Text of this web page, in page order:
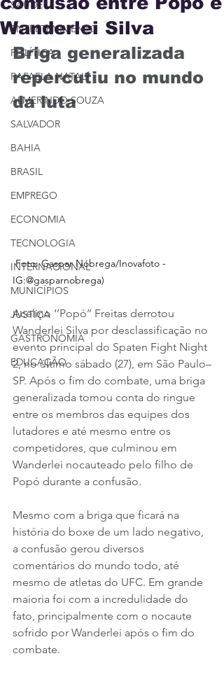
SAÚDE
ENTRETENIMENTO
POLÍTICA
RAFAELA NATALY
ALMERINDO SOUZA
SALVADOR
BAHIA
BRASIL
EMPREGO
ECONOMIA
TECNOLOGIA
INTERNACIONAL
MUNICÍPIOS
JUSTIÇA
GASTRONOMIA
EDUCAÇÃO
Wanderlei Silva
Briga generalizada
repercutiu no mundo
da luta
(Foto: Gaspar Nóbrega/Inovafoto -
IG:@gasparnobrega)
Acelino ‘’Popó’’ Freitas derrotou
Wanderlei Silva por desclassificação no
evento principal do Spaten Fight Night
2, no último sábado (27), em São Paulo–
SP. Após o fim do combate, uma briga
generalizada tomou conta do ringue
entre os membros das equipes dos
lutadores e até mesmo entre os
competidores, que culminou em
Wanderlei nocauteado pelo filho de
Popó durante a confusão.
Mesmo com a briga que ficará na
história do boxe de um lado negativo,
a confusão gerou diversos
comentários do mundo todo, até
mesmo de atletas do UFC. Em grande
maioria foi com a incredulidade do
fato, principalmente com o nocaute
sofrido por Wanderlei após o fim do
combate.